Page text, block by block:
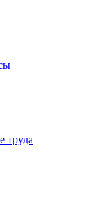
труда